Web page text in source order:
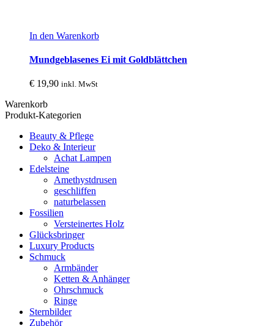
In den Warenkorb
Mundgeblasenes Ei mit Goldblättchen
€ 19,90 inkl. MwSt
Warenkorb
Produkt-Kategorien
Beauty & Pflege
Deko & Interieur
Achat Lampen
Edelsteine
Amethystdrusen
geschliffen
naturbelassen
Fossilien
Versteinertes Holz
Glücksbringer
Luxury Products
Schmuck
Armbänder
Ketten & Anhänger
Ohrschmuck
Ringe
Sternbilder
Zubehör